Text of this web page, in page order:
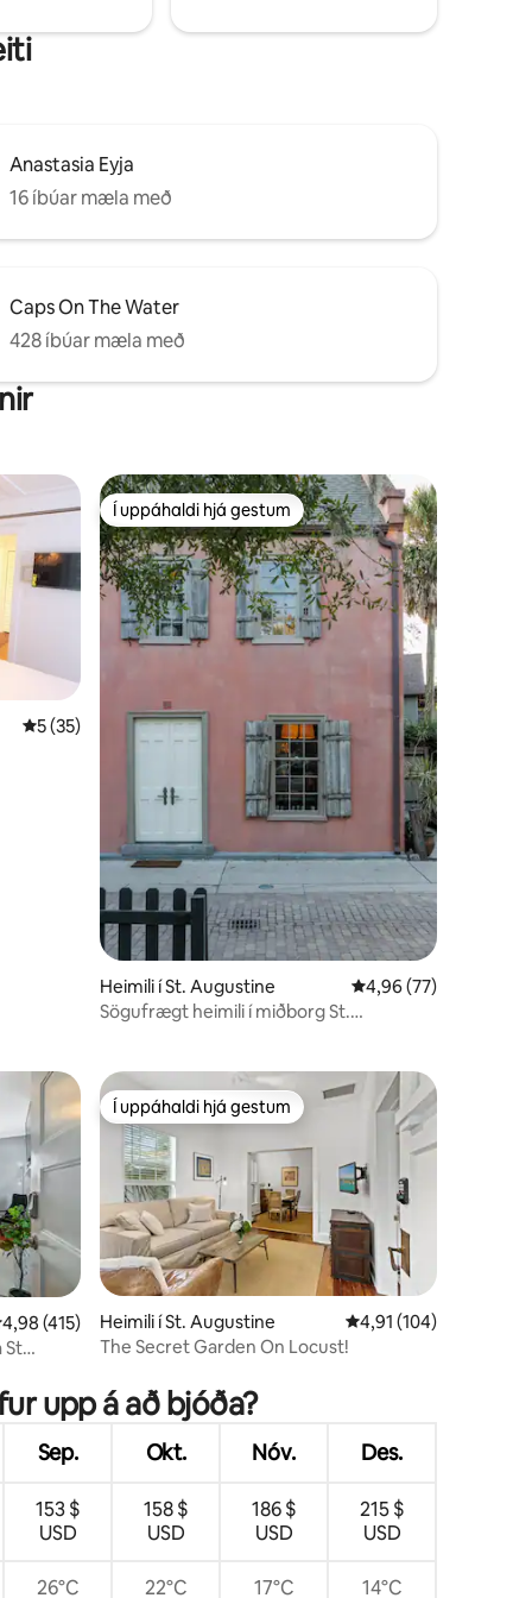
Anastasia Eyja
16 íbúar mæla með
Caps On The Water
428 íbúar mæla með
5 af 5 í meðaleinkunn, 35 umsagnir
5 (35)
Í uppáhaldi hjá gestum
Í uppáhaldi hjá gestum
Heimili í St. Augustine 4,96 af 5 í
4,96 (77)
Sögufrægt heimili í miðborg St.
af 5 í meðaleinkunn, 415 umsagnir
4,98 (415)
St
Í uppáhaldi hjá gestum
Í uppáhaldi hjá gestum
Heimili í St. Augustine 4,91 af 5 í
4,91 (104)
The Secret Garden On Locust!
upp á að bjóða?
Sep. Okt. Nóv. Des.
153 $
USD
158 $
USD
186 $
USD
215 $
USD
26°C 22°C 17°C 14°C